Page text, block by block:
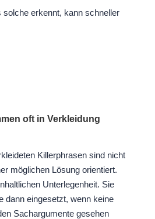
solche erkennt, kann schneller
oft in Verkleidung
Killerphrasen sind nicht
möglichen Lösung orientiert.
Unterlegenheit. Sie
dann eingesetzt, wenn keine
Sachargumente gesehen